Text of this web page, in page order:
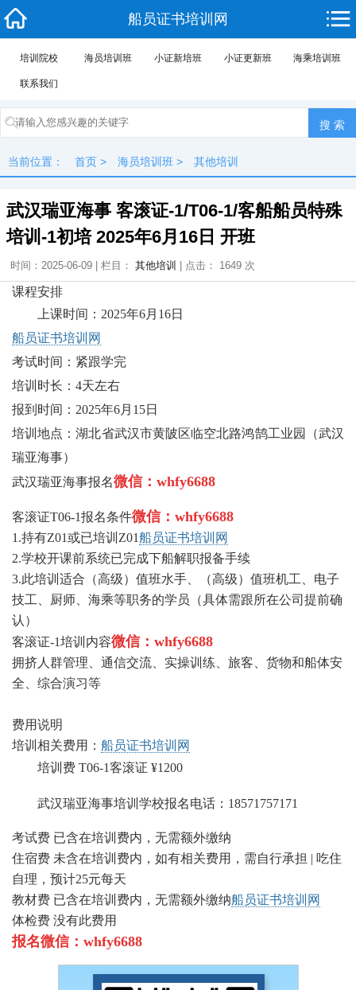
船员证书培训网
培训院校 海员培训班 小证新培班 小证更新班 海乘培训班
联系我们
当前位置： 首页 > 海员培训班 > 其他培训
武汉瑞亚海事 客滚证-1/T06-1/客船船员特殊
培训-1初培 2025年6月16日 开班
时间：2025-06-09 | 栏目： 其他培训 | 点击： 1649 次
课程安排
上课时间：2025年6月16日
船员证书培训网
考试时间：紧跟学完
培训时长：4天左右
报到时间：2025年6月15日
培训地点：湖北省武汉市黄陂区临空北路鸿鹄工业园（武汉
瑞亚海事）
武汉瑞亚海事报名微信：whfy6688
客滚证T06-1报名条件微信：whfy6688
1.持有Z01或已培训Z01船员证书培训网
2.学校开课前系统已完成下船解职报备手续
3.此培训适合（高级）值班水手、（高级）值班机工、电子
技工、厨师、海乘等职务的学员（具体需跟所在公司提前确
认）
客滚证-1培训内容微信：whfy6688
拥挤人群管理、通信交流、实操训练、旅客、货物和船体安
全、综合演习等
费用说明
培训相关费用： 船员证书培训网
培训费 T06-1客滚证 ¥1200
武汉瑞亚海事培训学校报名电话：18571757171
考试费 已含在培训费内，无需额外缴纳
住宿费 未含在培训费内，如有相关费用，需自行承担 | 吃住
自理，预计25元每天
教材费 已含在培训费内，无需额外缴纳船员证书培训网
体检费 没有此费用
报名微信：whfy6688